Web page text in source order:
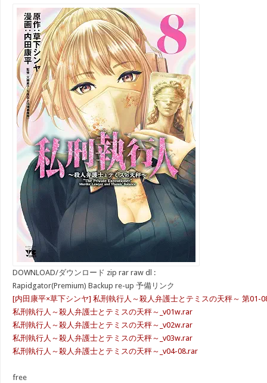
DOWNLOAD/ダウンロード zip rar raw dl :
Rapidgator(Premium) Backup re-up 予備リンク
[内田康平×草下シンヤ] 私刑執行人～殺人弁護士とテミスの天秤～ 第01-
私刑執行人～殺人弁護士とテミスの天秤～_v01w.rar
私刑執行人～殺人弁護士とテミスの天秤～_v02w.rar
私刑執行人～殺人弁護士とテミスの天秤～_v03w.rar
私刑執行人～殺人弁護士とテミスの天秤～_v04-08.rar
free